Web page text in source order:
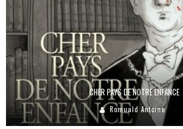
CHER PAYS DE NOTRE ENFANCE
Romuald Antoine